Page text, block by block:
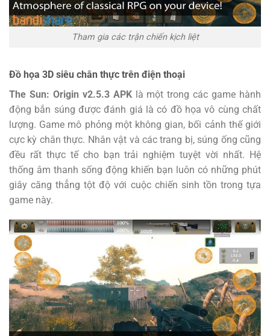
Tham gia các trận chiến kịch liệt
Đồ họa 3D siêu chân thực trên điện thoại
The Sun: Origin v2.5.3 APKlà một trong các game hành
động bắn súng được đánh giá là có đồ họa vô cùng chất
lượng. Game mô phỏng một không gian, bối cảnh thế giới
cực kỳ chân thực. Nhân vật và các trang bị, súng ống cũng
đều rất thực tế cho bạn trải nghiệm tuyệt vời nhất. Hệ
thống âm thanh sống động khiến bạn luôn có những phút
giây căng thẳng tột độ với cuộc chiến sinh tồn trong tựa
game này.